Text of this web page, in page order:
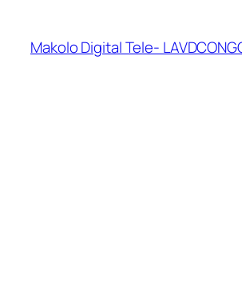
Makolo Digital Tele-